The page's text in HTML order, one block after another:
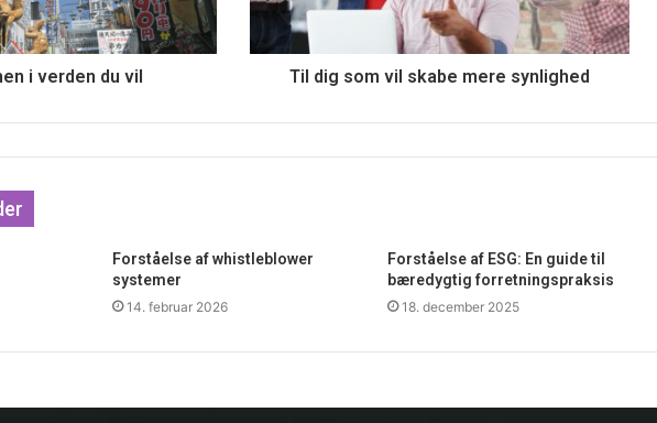
i verden du vil Til dig som vil skabe mere synlighed
Forståelse af whistleblower
systemer
14. februar 2026
Forståelse af ESG: En guide til
bæredygtig forretningspraksis
18. december 2025